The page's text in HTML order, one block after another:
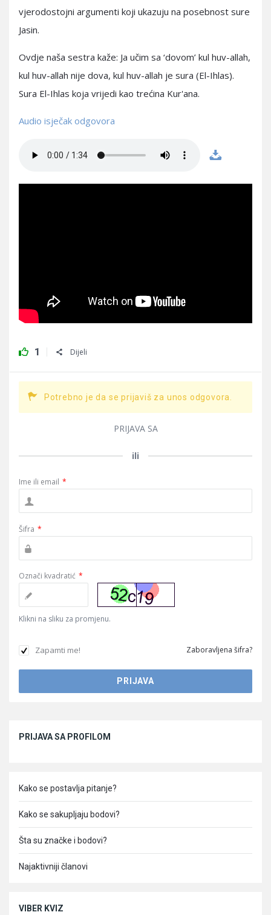
vjerodostojni argumenti koji ukazuju na posebnost sure
Jasin.
Ovdje naša sestra kaže: Ja učim sa ‘dovom’ kul huv-allah,
kul huv-allah nije dova, kul huv-allah je sura (El-Ihlas).
Sura El-Ihlas koja vrijedi kao trećina Kur'ana.
Audio isječak odgovora
1 Dijeli
Potrebno je da se prijaviš za unos odgovora.
PRIJAVA SA
ili
Ime ili email *
Šifra *
Označi kvadratić *
Klikni na sliku za promjenu.
Zapamti me! Zaboravljena šifra?
PRIJAVA SA PROFILOM
Kako se postavlja pitanje?
Kako se sakupljaju bodovi?
Šta su značke i bodovi?
Najaktivniji članovi
VIBER KVIZ